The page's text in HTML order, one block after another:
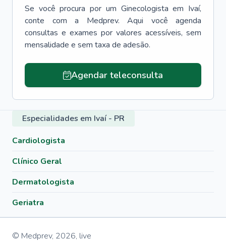
Se você procura por um Ginecologista em Ivaí,
conte com a Medprev. Aqui você agenda
consultas e exames por valores acessíveis, sem
mensalidade e sem taxa de adesão.
Agendar teleconsulta
Especialidades em Ivaí - PR
Cardiologista
Clínico Geral
Dermatologista
Geriatra
© Medprev, 2026, live